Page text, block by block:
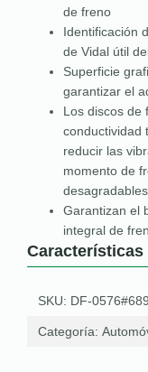
de freno
Identificación
de Vidal útil
Superficie
garantizar el
Los discos de
conductividad
reducir las
momento de
desagradables
Garantizan el
integral de
SKU: DF-
Categoría: